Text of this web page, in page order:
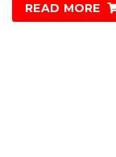
READ MORE